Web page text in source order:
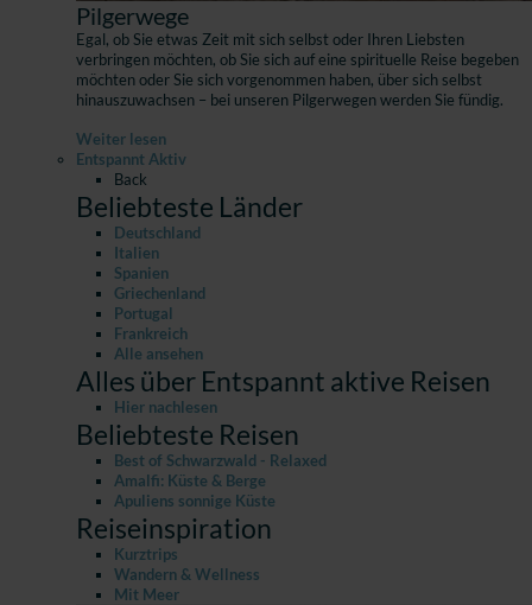
Pilgerwege
Egal, ob Sie etwas Zeit mit sich selbst oder Ihren Liebsten
verbringen möchten, ob Sie sich auf eine spirituelle Reise begeben
möchten oder Sie sich vorgenommen haben, über sich selbst
hinauszuwachsen – bei unseren Pilgerwegen werden Sie fündig.
Weiter lesen
Entspannt Aktiv
Back
Beliebteste Länder
Deutschland
Italien
Spanien
Griechenland
Portugal
Frankreich
Alle ansehen
Alles über Entspannt aktive Reisen
Hier nachlesen
Beliebteste Reisen
Best of Schwarzwald - Relaxed
Amalfi: Küste & Berge
Apuliens sonnige Küste
Reiseinspiration
Kurztrips
Wandern & Wellness
Mit Meer